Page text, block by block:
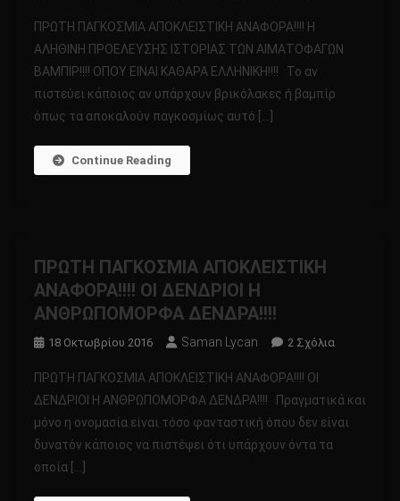
Η
ΠΡΩΤΗ ΠΑΓΚΟΣΜΙΑ ΑΠΟΚΛΕΙΣΤΙΚΗ ΑΝΑΦΟΡΑ!!!! Η
ΑΛΗΘΙΝΗ ΠΡΟΕΛΕΥΣΗΣ ΙΣΤΟΡΙΑΣ ΤΩΝ ΑΙΜΑΤΟΦΑΓΩΝ
ΒΑΜΠΙΡ!!!! ΟΠΟΥ ΕΙΝΑΙ ΚΑΘΑΡΑ ΕΛΛΗΝΙΚΗ!!!! Το αν
πιστεύει κάποιος αν υπάρχουν βρικόλακες ή βαμπίρ
όπως τα αποκαλούν παγκοσμίως αυτό […]
Continue Reading
ΠΡΩΤΗ ΠΑΓΚΟΣΜΙΑ ΑΠΟΚΛΕΙΣΤΙΚΗ
ΑΝΑΦΟΡΑ!!!! ΟΙ ΔΕΝΔΡΙΟΙ Η
ΑΝΘΡΩΠΟΜΟΡΦΑ ΔΕΝΔΡΑ!!!!
18 Οκτωβρίου 2016 Saman Lycan 2 ΣχόλιαΣτο
ΑΝΑΦΟΡΑ!!!!
ΠΡΩΤΗ ΠΑΓΚΟΣΜΙΑ ΑΠΟΚΛΕΙΣΤΙΚΗ ΑΝΑΦΟΡΑ!!!! ΟΙ
ΔΕΝΔΡΙΟΙ Η ΑΝΘΡΩΠΟΜΟΡΦΑ ΔΕΝΔΡΑ!!!! Πραγματικά και
μόνο η ονομασία είναι τόσο φανταστική όπου δεν είναι
δυνατόν κάποιος να πιστέψει ότι υπάρχουν όντα τα
οποία […]